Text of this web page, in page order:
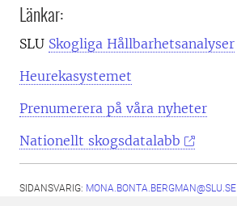
Länkar:
SLU Skogliga Hållbarhetsanalyser
Heurekasystemet
Prenumerera på våra nyheter
Nationellt skogsdatalabb
SIDANSVARIG: MONA.BONTA.BERGMAN@SLU.SE